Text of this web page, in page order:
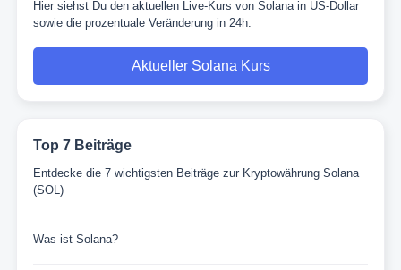
Hier siehst Du den aktuellen Live-Kurs von Solana in US-Dollar
sowie die prozentuale Veränderung in 24h.
Aktueller Solana Kurs
Top 7 Beiträge
Entdecke die 7 wichtigsten Beiträge zur Kryptowährung Solana
(SOL)
Was ist Solana?